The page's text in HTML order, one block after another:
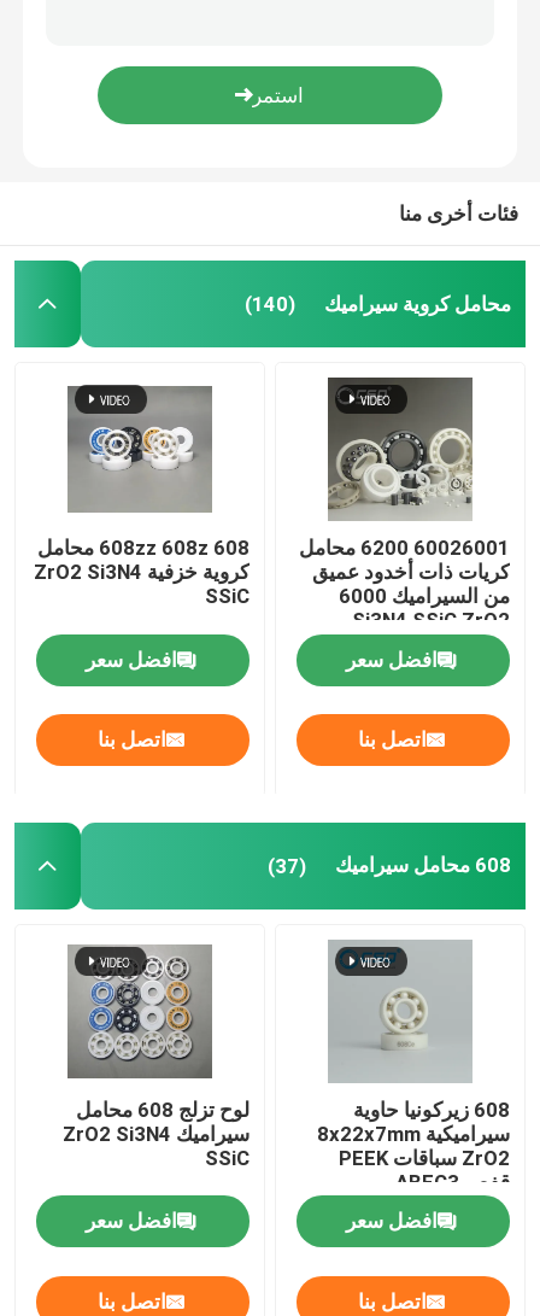
محامل سيراميك هجينة
تحمل انزلاق السيراميك
محامل أسطوانية من السيراميك
سيراميك إنشائي متقدم
كرة نيتريد السيليكون
كرة كربيد السيليكون
كرة سيراميك زركونيا
محامل كروية من كربيد السيليكون
نيتريد السيليكون واضعا الكرة
تحمل زركونيا السيراميك
الختم الميكانيكي
محامل SSiC كربيد السيليكون Goint عالية الدقة
فئات أخرى منا
محامل كروية سيراميك (140)
60026001 6200 محامل
كريات ذات أخدود عميق
من السيراميك 6000
Si3N4 SSiC ZrO2
افضل سعر
اتصل بنا
608zz 608z 608 محامل
كروية خزفية ZrO2 Si3N4
SSiC
افضل سعر
اتصل بنا
608 محامل سيراميك (37)
608 زيركونيا حاوية
سيراميكية 8x22x7mm
ZrO2 سباقات PEEK
قفص ABEC3
افضل سعر
اتصل بنا
لوح تزلج 608 محامل
سيراميك ZrO2 Si3N4
SSiC
افضل سعر
اتصل بنا